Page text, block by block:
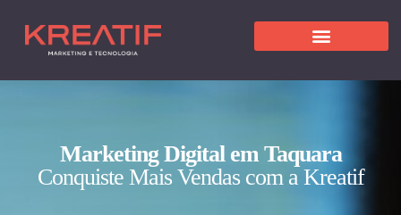
Marketing Digital em Taquara
Conquiste Mais Vendas com a Kreatif